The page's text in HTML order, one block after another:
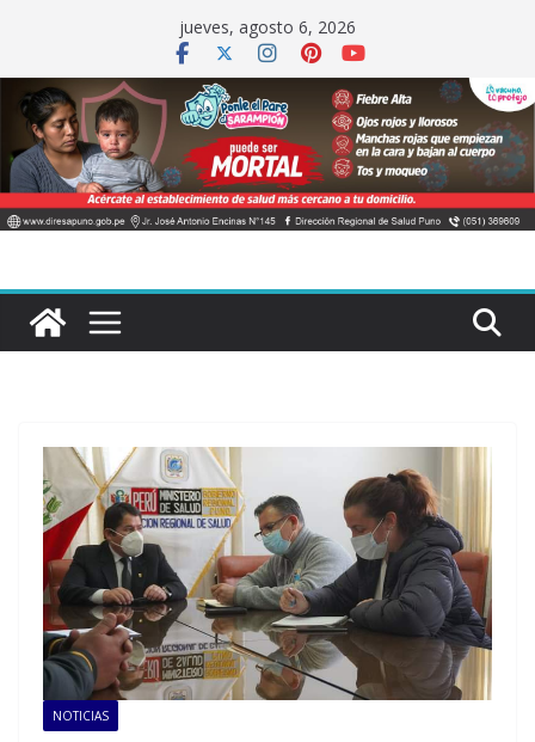
contenido
jueves, agosto 6, 2026
NOTICIAS